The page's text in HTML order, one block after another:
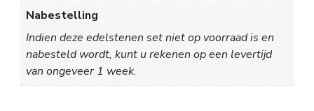
Nabestelling
Indien deze edelstenen set niet op voorraad is en
nabesteld wordt, kunt u rekenen op een levertijd
van ongeveer 1 week.